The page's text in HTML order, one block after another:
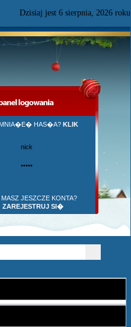
Dzisiaj jest 6 sierpnia, 2026 roku
HAS�A? KLIK
MASZ JESZCZE KONTA?
ZAREJESTRUJ SI�